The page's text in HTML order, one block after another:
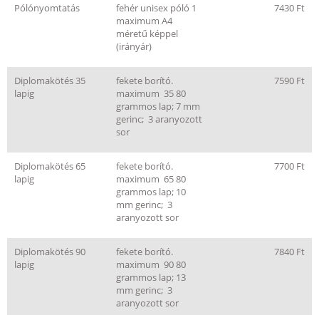
Pólónyomtatás
fehér unisex póló 1
maximum A4
méretű képpel
(irányár)
7430 Ft
Diplomakötés 35
lapig
fekete borító.
maximum 35 80
grammos lap; 7 mm
gerinc; 3 aranyozott
sor
7590 Ft
Diplomakötés 65
lapig
fekete borító.
maximum 65 80
grammos lap; 10
mm gerinc; 3
aranyozott sor
7700 Ft
Diplomakötés 90
lapig
fekete borító.
maximum 90 80
grammos lap; 13
mm gerinc; 3
aranyozott sor
7840 Ft